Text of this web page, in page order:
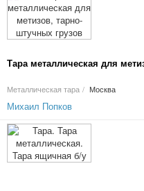
Тара металлическая для
Металлическая тара / Москва
Михаил Попков